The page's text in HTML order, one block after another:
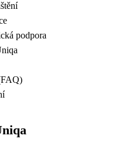
podpora